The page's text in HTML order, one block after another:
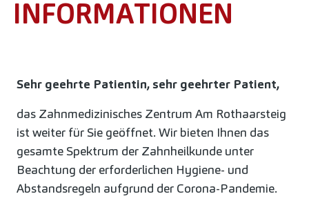
INFORMATIONEN
Sehr geehrte Patientin, sehr geehrter Patient,
das Zahnmedizinisches Zentrum Am Rothaarsteig
ist weiter für Sie geöffnet. Wir bieten Ihnen das
gesamte Spektrum der Zahnheilkunde unter
Beachtung der erforderlichen Hygiene- und
Abstandsregeln aufgrund der Corona-Pandemie.